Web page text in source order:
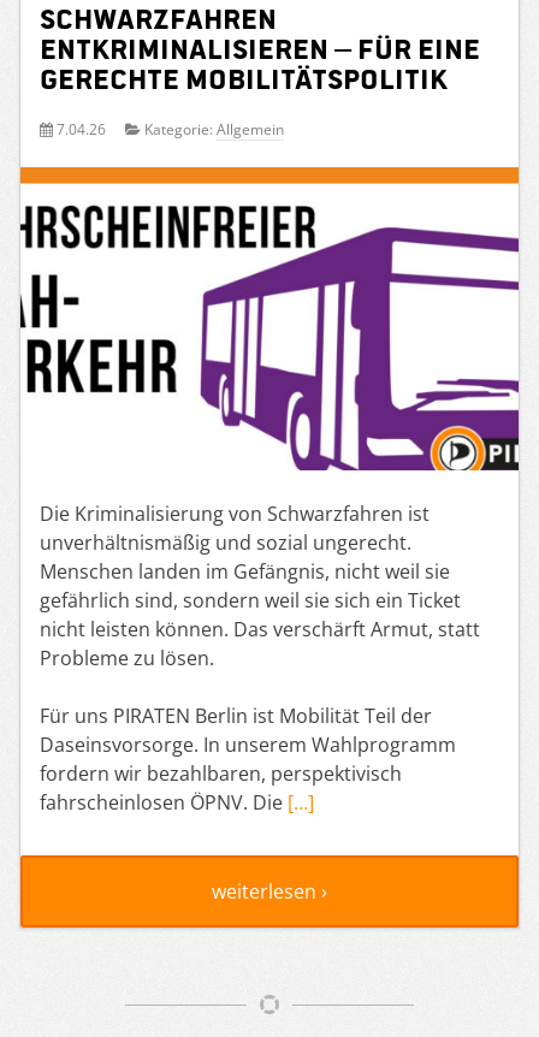
Schwarzfahren
entkriminalisieren – für eine
gerechte Mobilitätspolitik
7.04.26 Kategorie: Allgemein
Die Kriminalisierung von Schwarzfahren ist
unverhältnismäßig und sozial ungerecht.
Menschen landen im Gefängnis, nicht weil sie
gefährlich sind, sondern weil sie sich ein Ticket
nicht leisten können. Das verschärft Armut, statt
Probleme zu lösen.
Für uns PIRATEN Berlin ist Mobilität Teil der
Daseinsvorsorge. In unserem Wahlprogramm
fordern wir bezahlbaren, perspektivisch
fahrscheinlosen ÖPNV. Die […]
weiterlesen ›